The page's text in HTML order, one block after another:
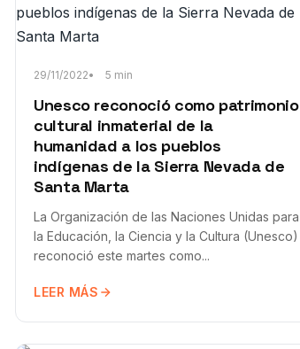
29/11/2022 5 min
Unesco reconoció como patrimonio
cultural inmaterial de la
humanidad a los pueblos
indígenas de la Sierra Nevada de
Santa Marta
La Organización de las Naciones Unidas para
la Educación, la Ciencia y la Cultura (Unesco)
reconoció este martes como...
LEER MÁS